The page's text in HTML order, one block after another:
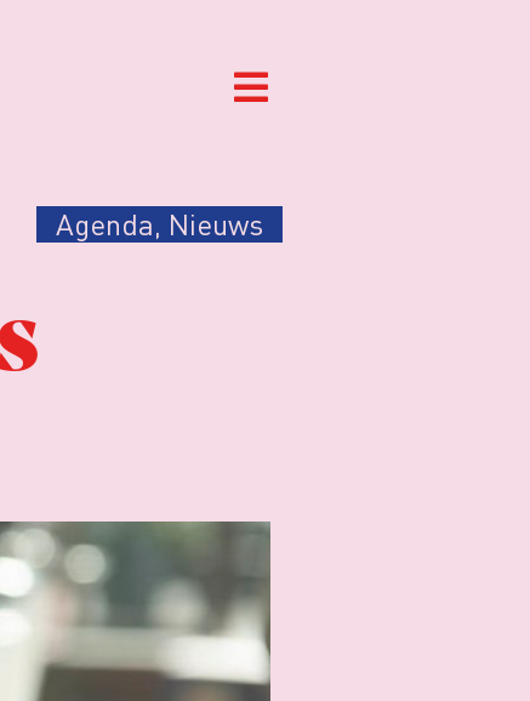
Agenda, Nieuws